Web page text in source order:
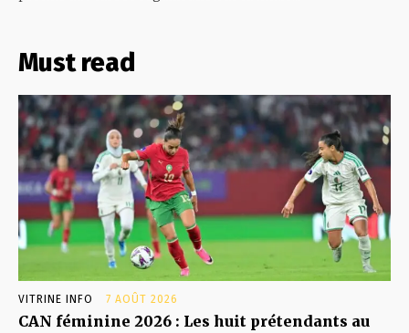
Must read
VITRINE INFO 7 AOÛT 2026
CAN féminine 2026 : Les huit prétendants au